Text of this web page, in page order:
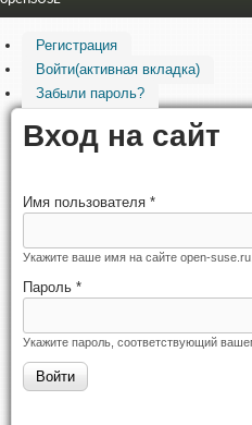
Регистрация
Войти(активная вкладка)
Забыли пароль?
Вход на сайт
Имя пользователя *
Укажите ваше имя на сайте open-suse.ru.
Пароль *
Укажите пароль, соответствующий